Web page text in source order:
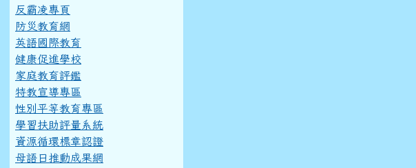
反霸凌專頁
防災教育網
英語國際教育
健康促進學校
家庭教育評鑑
特教宣導專區
性別平等教育專區
學習扶助評量系統
資源循環標章認證
母語日推動成果網